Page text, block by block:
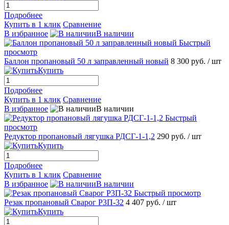
Подробнее
Купить в 1 клик Сравнение
В избранное
В наличии
Быстрый
просмотр
Баллон пропановый 50 л заправленный новый 8 300 руб. / шт
Купить
Подробнее
Купить в 1 клик Сравнение
В избранное
В наличии
Быстрый
просмотр
Редуктор пропановый лягушка РДСГ-1-1,2 290 руб. / шт
Купить
Подробнее
Купить в 1 клик Сравнение
В избранное
В наличии
Быстрый просмотр
Резак пропановый Сварог Р3П-32 4 407 руб. / шт
Купить